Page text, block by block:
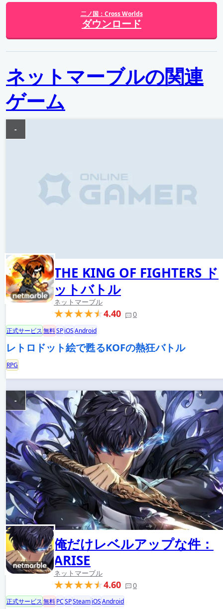
二ノ国：Cross Worlds
ダウンロード
ネットマーブルの関連
ゲーム
THE KING OF FIGHTERS ド
ットバトル
ネットマーブル
4.40 0
-
正式サービス無料SPiOSAndroid
レトロドット絵で甦るKOFの熱狂バトル
RPG
俺だけレベルアップな件：
ARISE
ネットマーブル
4.60 0
-
正式サービス無料PCSPSteamiOSAndroid